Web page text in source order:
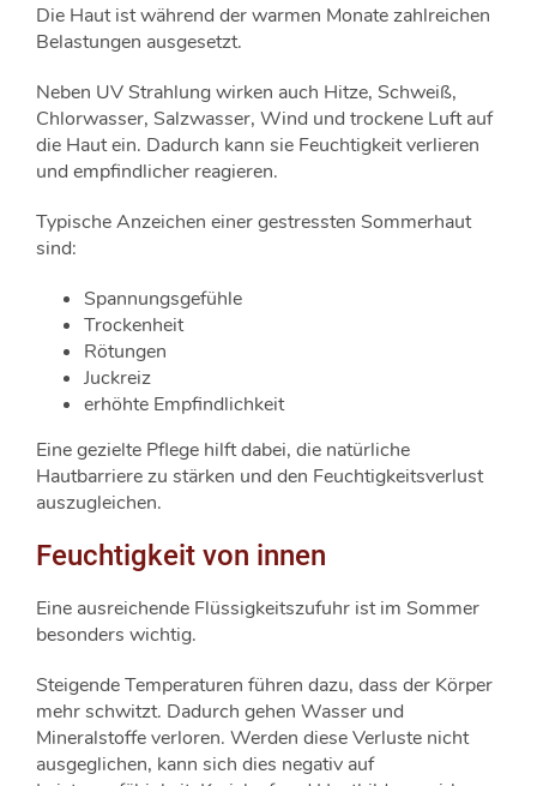
Die Haut ist während der warmen Monate zahlreichen
Belastungen ausgesetzt.
Neben UV Strahlung wirken auch Hitze, Schweiß,
Chlorwasser, Salzwasser, Wind und trockene Luft auf
die Haut ein. Dadurch kann sie Feuchtigkeit verlieren
und empfindlicher reagieren.
Typische Anzeichen einer gestressten Sommerhaut
sind:
Spannungsgefühle
Trockenheit
Rötungen
Juckreiz
erhöhte Empfindlichkeit
Eine gezielte Pflege hilft dabei, die natürliche
Hautbarriere zu stärken und den Feuchtigkeitsverlust
auszugleichen.
Feuchtigkeit von innen
Eine ausreichende Flüssigkeitszufuhr ist im Sommer
besonders wichtig.
Steigende Temperaturen führen dazu, dass der Körper
mehr schwitzt. Dadurch gehen Wasser und
Mineralstoffe verloren. Werden diese Verluste nicht
ausgeglichen, kann sich dies negativ auf